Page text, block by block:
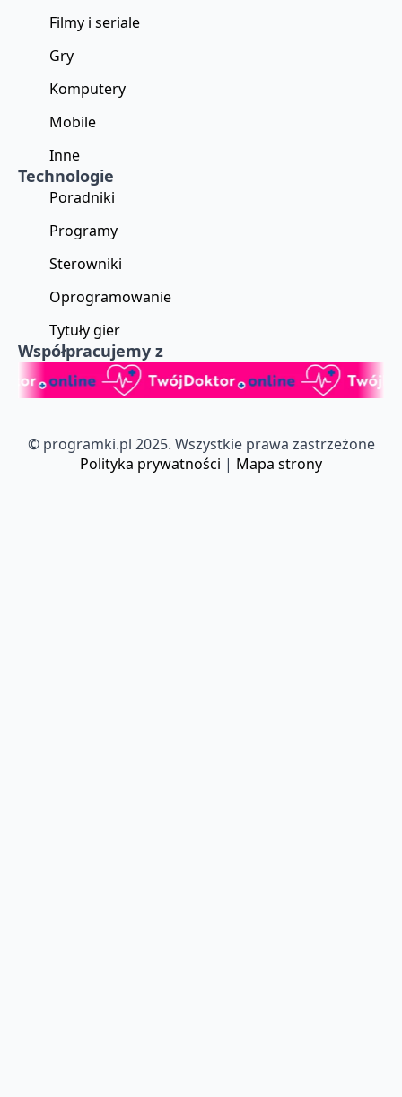
Filmy i seriale
Gry
Komputery
Mobile
Inne
Technologie
Poradniki
Programy
Sterowniki
Oprogramowanie
Tytuły gier
Współpracujemy z
© programki.pl 2025. Wszystkie prawa zastrzeżone
Polityka prywatności | Mapa strony